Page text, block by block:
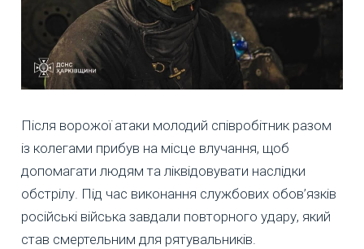
Після ворожої атаки молодий співробітник разом
із колегами прибув на місце влучання, щоб
допомагати людям та ліквідовувати наслідки
обстрілу. Під час виконання службових обов’язків
російські війська завдали повторного удару, який
став смертельним для рятувальників.